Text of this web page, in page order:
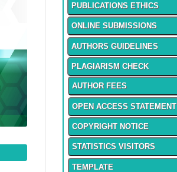
PUBLICATIONS ETHICS
ONLINE SUBMISSIONS
AUTHORS GUIDELINES
PLAGIARISM CHECK
AUTHOR FEES
OPEN ACCESS STATEMENT
COPYRIGHT NOTICE
STATISTICS VISITORS
TEMPLATE